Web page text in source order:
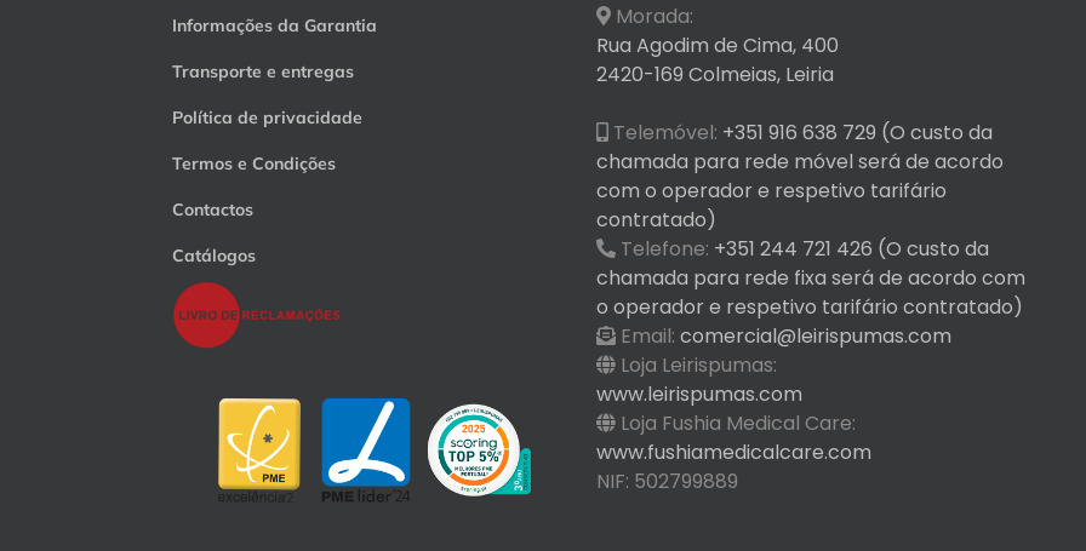
Informações da Garantia
Transporte e entregas
Política de privacidade
Termos e Condições
Contactos
Catálogos
Morada:
Rua Agodim de Cima, 400
2420-169 Colmeias, Leiria
Telemóvel: +351 916 638 729 (O custo da
chamada para rede móvel será de acordo
com o operador e respetivo tarifário
contratado)
Telefone: +351 244 721 426 (O custo da
chamada para rede fixa será de acordo com
o operador e respetivo tarifário contratado)
Email: comercial@leirispumas.com
Loja Leirispumas:
www.leirispumas.com
Loja Fushia Medical Care:
www.fushiamedicalcare.com
NIF: 502799889